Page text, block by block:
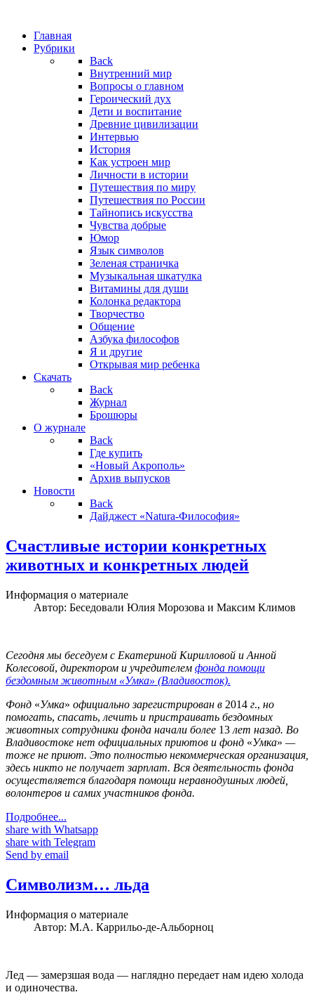
Главная
Рубрики
Back
Внутренний мир
Вопросы о главном
Героический дух
Дети и воспитание
Древние цивилизации
Интервью
История
Как устроен мир
Личности в истории
Путешествия по миру
Путешествия по России
Тайнопись искусства
Чувства добрые
Юмор
Язык символов
Зеленая страничка
Музыкальная шкатулка
Витамины для души
Колонка редактора
Творчество
Общение
Азбука философов
Я и другие
Открывая мир ребенка
Скачать
Back
Журнал
Брошюры
О журнале
Back
Где купить
«Новый Акрополь»
Архив выпусков
Новости
Back
Дайджест «Natura-Философия»
Счастливые истории конкретных
животных и конкретных людей
Информация о материале
Автор: Беседовали Юлия Морозова и Максим Климов
Сегодня мы беседуем с Екатериной Кирилловой и Анной
Колесовой, директором и учредителем фонда помощи
бездомным животным «Умка» (Владивосток).
Фонд «Умка» официально зарегистрирован в 2014 г., но
помогать, спасать, лечить и пристраивать бездомных
животных сотрудники фонда начали более 13 лет назад. Во
Владивостоке нет официальных приютов и фонд «Умка» —
тоже не приют. Это полностью некоммерческая организация,
здесь никто не получает зарплат. Вся деятельность фонда
осуществляется благодаря помощи неравнодушных людей,
волонтеров и самих участников фонда.
Подробнее...
share with Whatsapp
share with Telegram
Send by email
Символизм… льда
Информация о материале
Автор: М.А. Каррильо-де-Альборноц
Лед — замерзшая вода — наглядно передает нам идею холода
и одиночества.